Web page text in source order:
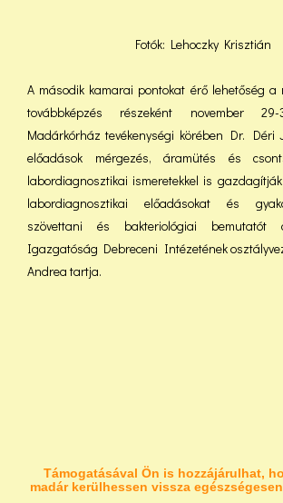
Fotók: Lehoczky Krisztián
A második kamarai pontokat érő lehetőség a
továbbképzés részeként november
Madárkórház tevékenységi körében Dr.
előadások mérgezés, áramütés és
labordiagnosztikai ismeretekkel is
labordiagnosztikai előadásokat és
szövettani és bakteriológiai bemutatót
Igazgatóság Debreceni Intézetének
Andrea tartja.
Támogatásával Ön is hozzájárulhat,
madár kerülhessen vissza